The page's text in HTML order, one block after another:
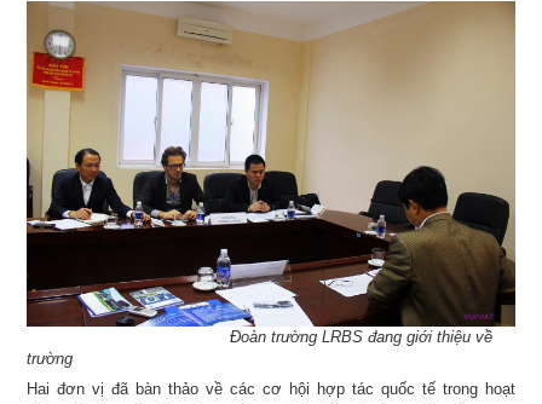
Đoàn trường LRBS đang giới thiệu về
trường
Hai đơn vị đã bàn thảo về các cơ hội hợp tác quốc tế trong hoạt